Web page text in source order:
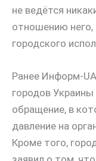
не ведётся
отношению него,
городского
Ранее Информ-
городов
обращение, в
давление на
Кроме того,